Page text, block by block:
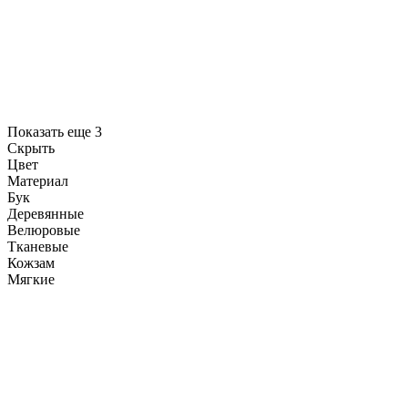
Показать еще 3
Скрыть
Цвет
Материал
Бук
Деревянные
Велюровые
Тканевые
Кожзам
Мягкие